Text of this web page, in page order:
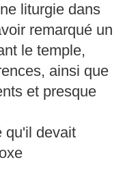
liturgie dans
remarqué un
le temple,
ainsi que
et presque
qu'il devait